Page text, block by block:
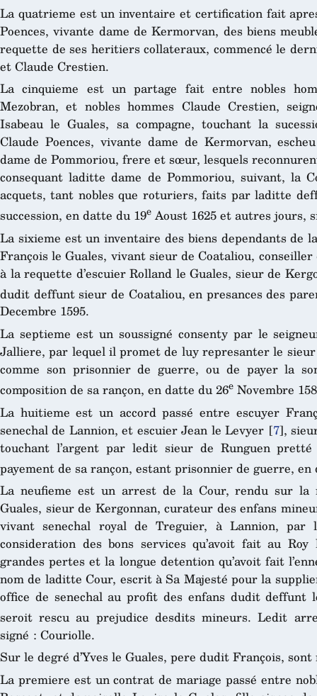
La quatrieme est un inventaire et certification fait
Poences, vivante dame de Kermorvan, des biens
requette de ses heritiers collateraux, commencé le
et Claude Crestien.
La cinquieme est un partage fait entre nobles
Mezobran, et nobles hommes Claude Crestien,
Isabeau le Guales, sa compagne, touchant la
Claude Poences, vivante dame de Kermorvan,
dame de Pommoriou, frere et sœur, lesquels
consequant laditte dame de Pommoriou, suivant, la
acquets, tant nobles que roturiers, faits par laditte
succession, en datte du 19eAoust 1625 et autres jours,
La sixieme est un inventaire des biens dependants de
François le Guales, vivant sieur de Coataliou,
à la requette d’escuier Rolland le Guales, sieur de
dudit deffunt sieur de Coataliou, en presances des
Decembre 1595.
La septieme est un soussigné consenty par le
Jalliere, par lequel il promet de luy represanter le sieur
comme son prisonnier de guerre, ou de payer la
composition de sa rançon, en datte du 26e Novembre
La huitieme est un accord passé entre escuyer
senechal de Lannion, et escuier Jean le Levyer [7],
touchant l’argent par ledit sieur de Runguen
payement de sa rançon, estant prisonnier de guerre, en
La neufieme est un arrest de la Cour, rendu sur la
Guales, sieur de Kergonnan, curateur des enfans
vivant senechal royal de Treguier, à Lannion,
consideration des bons services qu’avoit fait au
grandes pertes et la longue detention qu’avoit fait
nom de laditte Cour, escrit à Sa Majesté pour la
office de senechal au profit des enfans dudit deffunt
seroit rescu au prejudice desdits mineurs. Ledit
signé : Couriolle.
Sur le degré d’Yves le Guales, pere dudit François,
La premiere est un contrat de mariage passé entre